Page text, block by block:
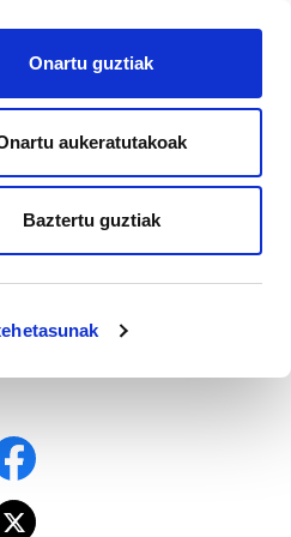
Onartu guztiak
aukeratutakoak
Baztertu guztiak
AFILIATU